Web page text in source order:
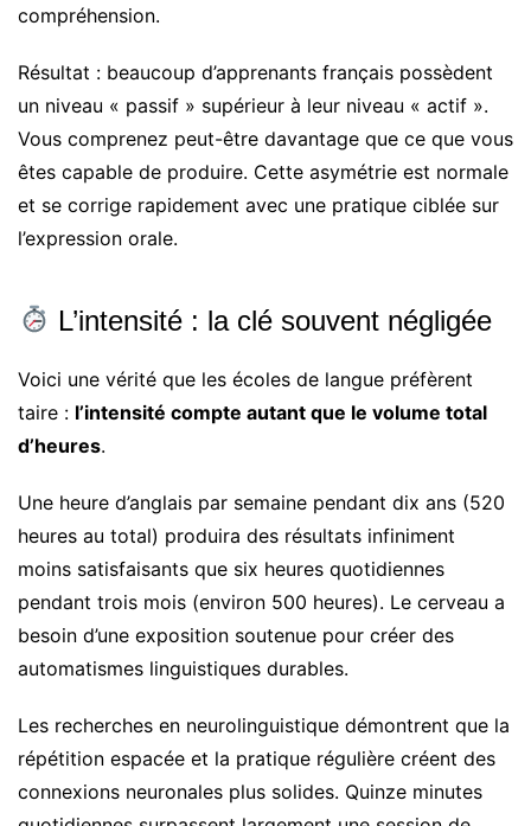
compréhension.
Résultat : beaucoup d’apprenants français possèdent
un niveau « passif » supérieur à leur niveau « actif ».
Vous comprenez peut-être davantage que ce que vous
êtes capable de produire. Cette asymétrie est normale
et se corrige rapidement avec une pratique ciblée sur
l’expression orale.
L’intensité : la clé souvent négligée
Voici une vérité que les écoles de langue préfèrent
taire : l’intensité compte autant que le volume total
d’heures.
Une heure d’anglais par semaine pendant dix ans (520
heures au total) produira des résultats infiniment
moins satisfaisants que six heures quotidiennes
pendant trois mois (environ 500 heures). Le cerveau a
besoin d’une exposition soutenue pour créer des
automatismes linguistiques durables.
Les recherches en neurolinguistique démontrent que la
répétition espacée et la pratique régulière créent des
connexions neuronales plus solides. Quinze minutes